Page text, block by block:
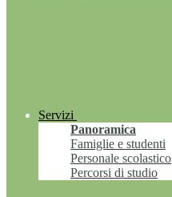
Servizi
Panoramica
Famiglie e studenti
Personale scolastico
Percorsi di studio